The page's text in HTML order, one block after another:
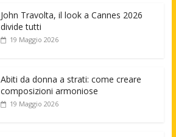
John Travolta, il look a Cannes 2026
divide tutti
19 Maggio 2026
Abiti da donna a strati: come creare
composizioni armoniose
19 Maggio 2026